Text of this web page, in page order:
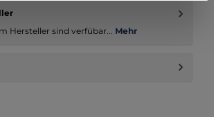
Hersteller sind verfübar... Mehr